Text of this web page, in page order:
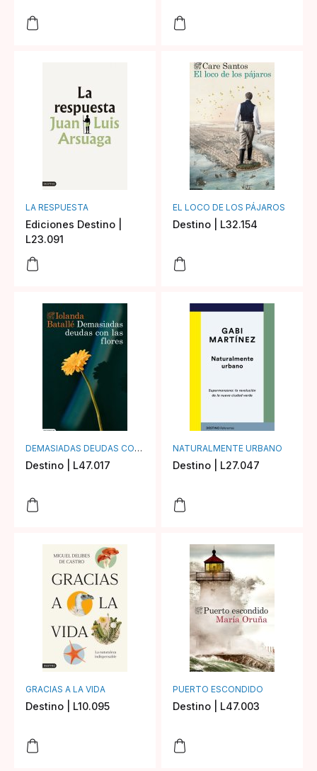
LA RESPUESTA
Ediciones Destino |
L23.091
EL LOCO DE LOS PÁJAROS
Destino | L32.154
DEMASIADAS DEUDAS CON LAS FLORES
Destino | L47.017
NATURALMENTE URBANO
Destino | L27.047
GRACIAS A LA VIDA
Destino | L10.095
PUERTO ESCONDIDO
Destino | L47.003